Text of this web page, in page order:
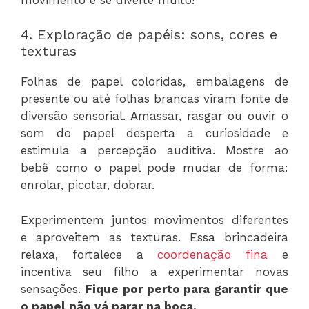
4. Exploração de papéis: sons, cores e
texturas
Folhas de papel coloridas, embalagens de
presente ou até folhas brancas viram fonte de
diversão sensorial. Amassar, rasgar ou ouvir o
som do papel desperta a curiosidade e
estimula a percepção auditiva. Mostre ao
bebê como o papel pode mudar de forma:
enrolar, picotar, dobrar.
Experimentem juntos movimentos diferentes
e aproveitem as texturas. Essa brincadeira
relaxa, fortalece acoordenação fina e
incentiva seu filho a experimentar novas
sensações. Fique por perto para garantir que
o papel não vá parar na boca.